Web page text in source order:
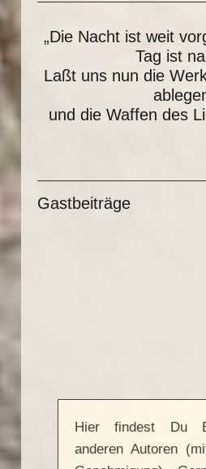
„Die Nacht ist weit
Tag ist
Laßt uns nun die
und die Waffen des
Gastbeiträge
Hier findest Du
anderen Autoren